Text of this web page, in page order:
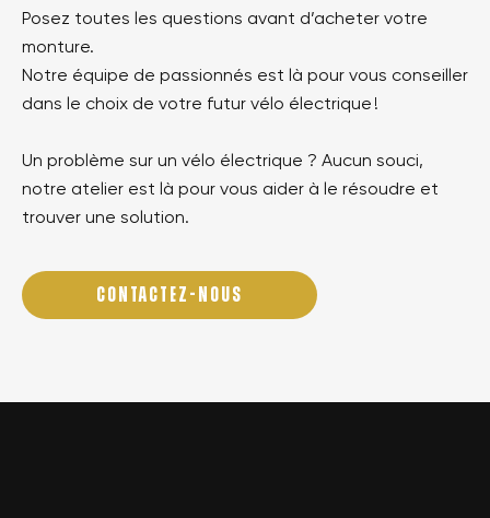
Posez toutes les questions avant d’acheter votre
monture.
Notre équipe de passionnés est là pour vous conseiller
dans le choix de votre futur vélo électrique !
Un problème sur un vélo électrique ? Aucun souci,
notre atelier est là pour vous aider à le résoudre et
trouver une solution.
CONTACTEZ-NOUS